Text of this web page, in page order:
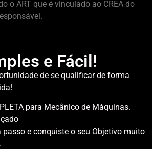
o ART que é vinculado ao CREA do
e Fácil!
de se qualificar de forma
para Mecânico de Máquinas.
e conquiste o seu Objetivo muito